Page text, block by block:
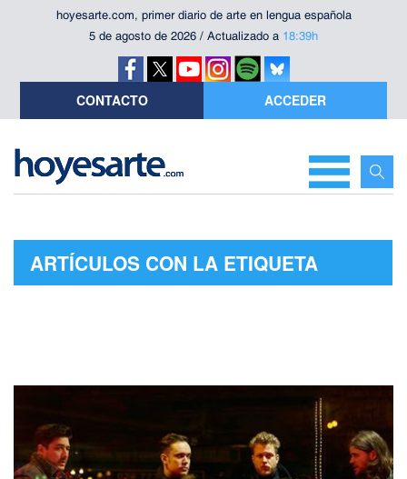
hoyesarte.com, primer diario de arte en lengua española
5 de agosto de 2026 / Actualizado a 18:39h
CONTACTO ACCEDER
ARTÍCULOS CON LA ETIQUETA